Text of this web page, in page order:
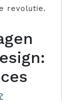
revolutie.